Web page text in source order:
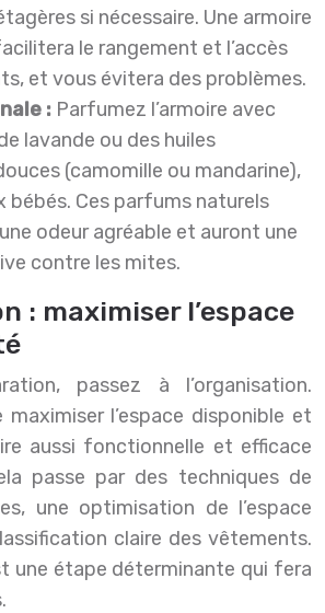
si nécessaire. Une armoire
le rangement et l’accès
et vous évitera des problèmes.
: Parfumez l’armoire avec
lavande ou des huiles
(camomille ou mandarine),
bébés. Ces parfums naturels
odeur agréable et auront une
contre les mites.
: maximiser l’espace
passez à l’organisation.
l’espace disponible et
aussi fonctionnelle et efficace
passe par des techniques de
une optimisation de l’espace
claire des vêtements.
une étape déterminante qui fera